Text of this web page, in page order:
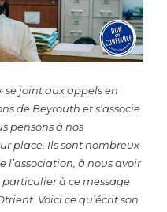
se joint aux appels en
de Beyrouth et s’associe
pensons à nos
place. Ils sont nombreux
à nous avoir
particulier à ce message
Voici ce qu’écrit son